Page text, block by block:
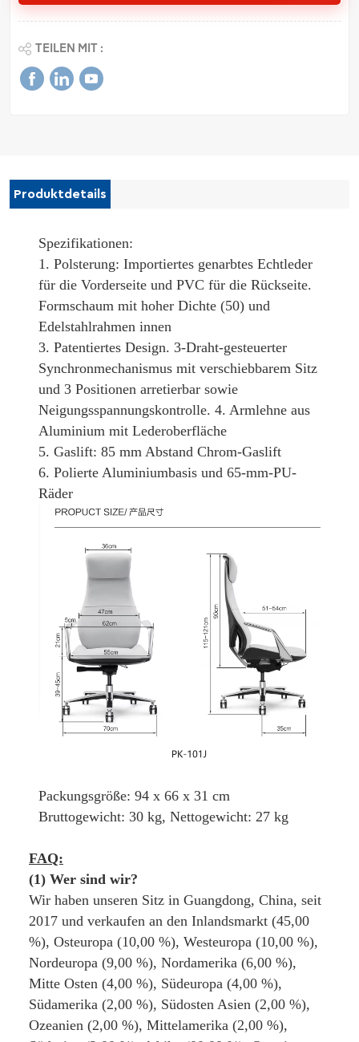
TEILEN MIT :
Produktdetails
Spezifikationen:
1. Polsterung: Importiertes genarbtes Echtleder
für die Vorderseite und PVC für die Rückseite.
Formschaum mit hoher Dichte (50) und
Edelstahlrahmen innen
3. Patentiertes Design. 3-Draht-gesteuerter
Synchronmechanismus mit verschiebbarem Sitz
und 3 Positionen arretierbar sowie
Neigungsspannungskontrolle. 4. Armlehne aus
Aluminium mit Lederoberfläche
5. Gaslift: 85 mm Abstand Chrom-Gaslift
6. Polierte Aluminiumbasis und 65-mm-PU-
Räder
Packungsgröße: 94 x 66 x 31 cm
Bruttogewicht: 30 kg, Nettogewicht: 27 kg
FAQ:
(1) Wer sind wir?
Wir haben unseren Sitz in Guangdong, China, seit
2017 und verkaufen an den Inlandsmarkt (45,00
%), Osteuropa (10,00 %), Westeuropa (10,00 %),
Nordeuropa (9,00 %), Nordamerika (6,00 %),
Mitte Osten (4,00 %), Südeuropa (4,00 %),
Südamerika (2,00 %), Südosten Asien (2,00 %),
Ozeanien (2,00 %), Mittelamerika (2,00 %),